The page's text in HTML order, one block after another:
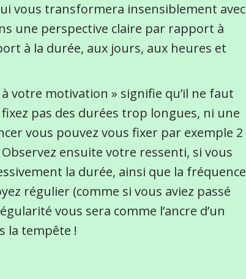
vous transformera insensiblement avec
une perspective claire par rapport à
à la durée, aux jours, aux heures et
votre motivation » signifie qu’il ne faut
pas des durées trop longues, ni une
vous pouvez vous fixer par exemple 2
ensuite votre ressenti, si vous
la durée, ainsi que la fréquence
régulier (comme si vous aviez passé
vous sera comme l’ancre d’un
la tempête !